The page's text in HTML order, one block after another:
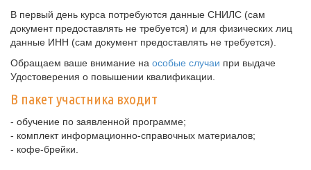
В первый день курса потребуются данные СНИЛС (сам
документ предоставлять не требуется) и для физических лиц
данные ИНН (сам документ предоставлять не требуется).
Обращаем ваше внимание на особые случаи при выдаче
Удостоверения о повышении квалификации.
В пакет участника входит
- обучение по заявленной программе;
- комплект информационно-справочных материалов;
- кофе-брейки.